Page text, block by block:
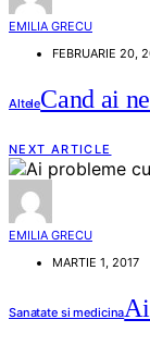
EMILIA GRECU
FEBRUARIE 20,
AlteleCand ai
NEXT ARTICLE
EMILIA GRECU
MARTIE 1, 2017
Sanatate si medicina